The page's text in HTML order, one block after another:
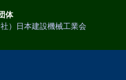
体
社）日本建設機械工業会